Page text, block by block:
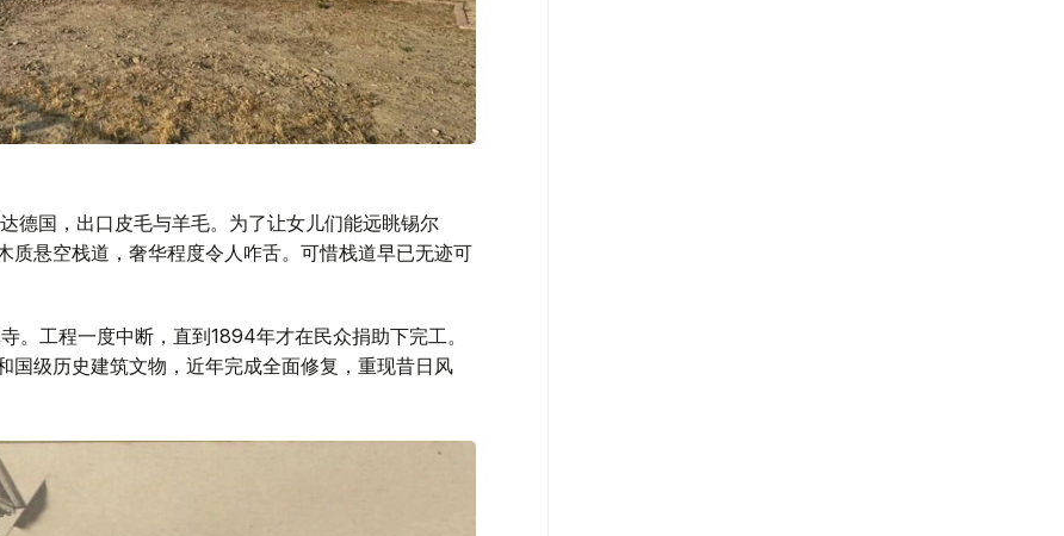
德国，出口皮毛与羊毛。为了让女儿们能远眺锡尔
质悬空栈道，奢华程度令人咋舌。可惜栈道早已无迹可
。工程一度中断，直到1894年才在民众捐助下完工。
国级历史建筑文物，近年完成全面修复，重现昔日风